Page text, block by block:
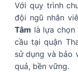
Với quy trình
đội ngũ nhân
Tâm là lựa
cầu tại quận
sử dụng và bảo
quả, bền vững.